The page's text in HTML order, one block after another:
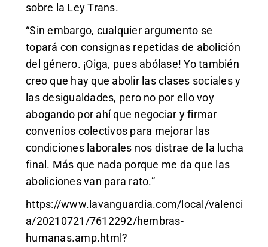
sobre la Ley Trans.
“Sin embargo, cualquier argumento se
topará con consignas repetidas de abolición
del género. ¡Oiga, pues abólase! Yo también
creo que hay que abolir las clases sociales y
las desigualdades, pero no por ello voy
abogando por ahí que negociar y firmar
convenios colectivos para mejorar las
condiciones laborales nos distrae de la lucha
final. Más que nada porque me da que las
aboliciones van para rato.”
https://www.lavanguardia.com/local/valenci
a/20210721/7612292/hembras-
humanas.amp.html?